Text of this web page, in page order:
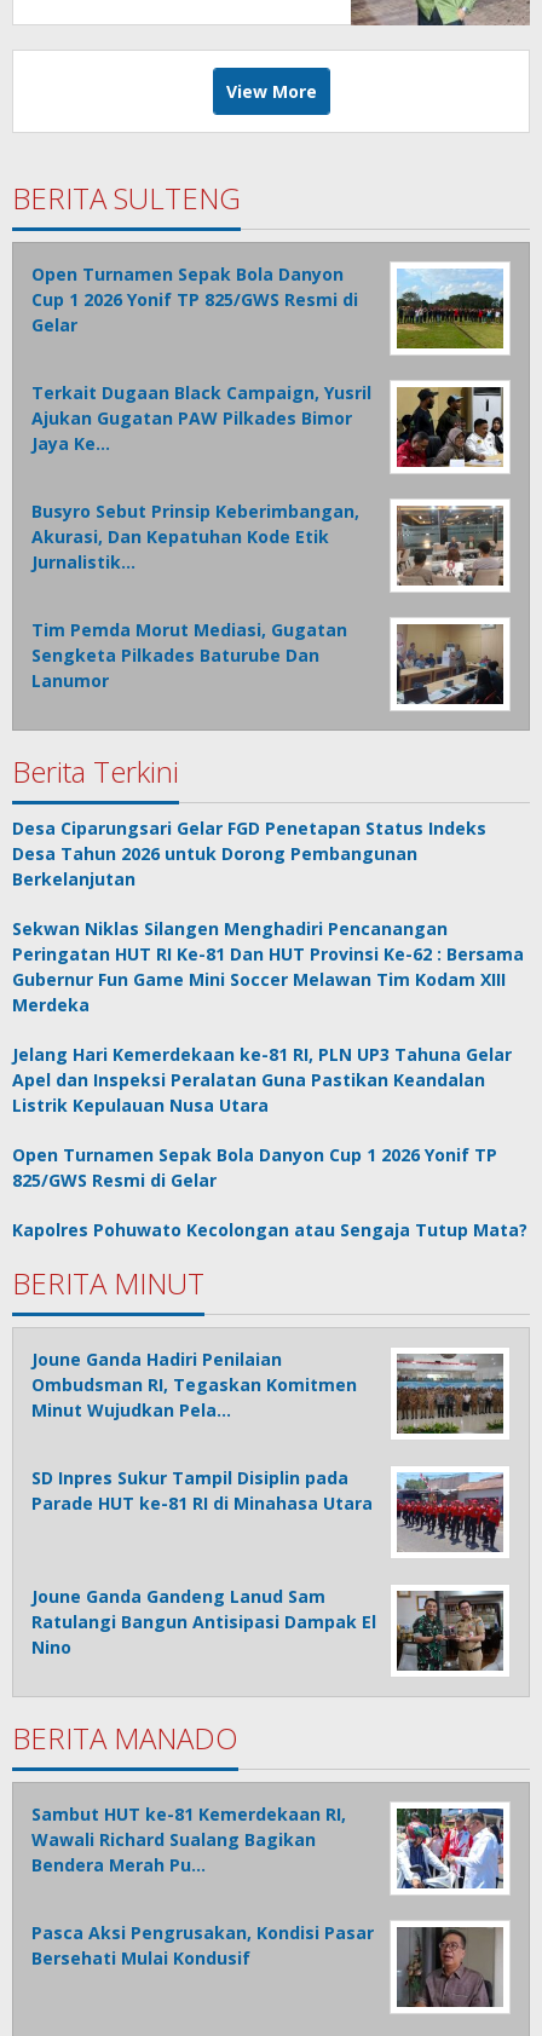
View More
BERITA SULTENG
Open Turnamen Sepak Bola Danyon
Cup 1 2026 Yonif TP 825/GWS Resmi di
Gelar
Terkait Dugaan Black Campaign, Yusril
Ajukan Gugatan PAW Pilkades Bimor
Jaya Ke…
Busyro Sebut Prinsip Keberimbangan,
Akurasi, Dan Kepatuhan Kode Etik
Jurnalistik…
Tim Pemda Morut Mediasi, Gugatan
Sengketa Pilkades Baturube Dan
Lanumor
Berita Terkini
Desa Ciparungsari Gelar FGD Penetapan Status Indeks
Desa Tahun 2026 untuk Dorong Pembangunan
Berkelanjutan
Sekwan Niklas Silangen Menghadiri Pencanangan
Peringatan HUT RI Ke-81 Dan HUT Provinsi Ke-62 : Bersama
Gubernur Fun Game Mini Soccer Melawan Tim Kodam XIII
Merdeka
Jelang Hari Kemerdekaan ke-81 RI, PLN UP3 Tahuna Gelar
Apel dan Inspeksi Peralatan Guna Pastikan Keandalan
Listrik Kepulauan Nusa Utara
Open Turnamen Sepak Bola Danyon Cup 1 2026 Yonif TP
825/GWS Resmi di Gelar
Kapolres Pohuwato Kecolongan atau Sengaja Tutup Mata?
BERITA MINUT
Joune Ganda Hadiri Penilaian
Ombudsman RI, Tegaskan Komitmen
Minut Wujudkan Pela…
SD Inpres Sukur Tampil Disiplin pada
Parade HUT ke-81 RI di Minahasa Utara
Joune Ganda Gandeng Lanud Sam
Ratulangi Bangun Antisipasi Dampak El
Nino
BERITA MANADO
Sambut HUT ke-81 Kemerdekaan RI,
Wawali Richard Sualang Bagikan
Bendera Merah Pu…
Pasca Aksi Pengrusakan, Kondisi Pasar
Bersehati Mulai Kondusif